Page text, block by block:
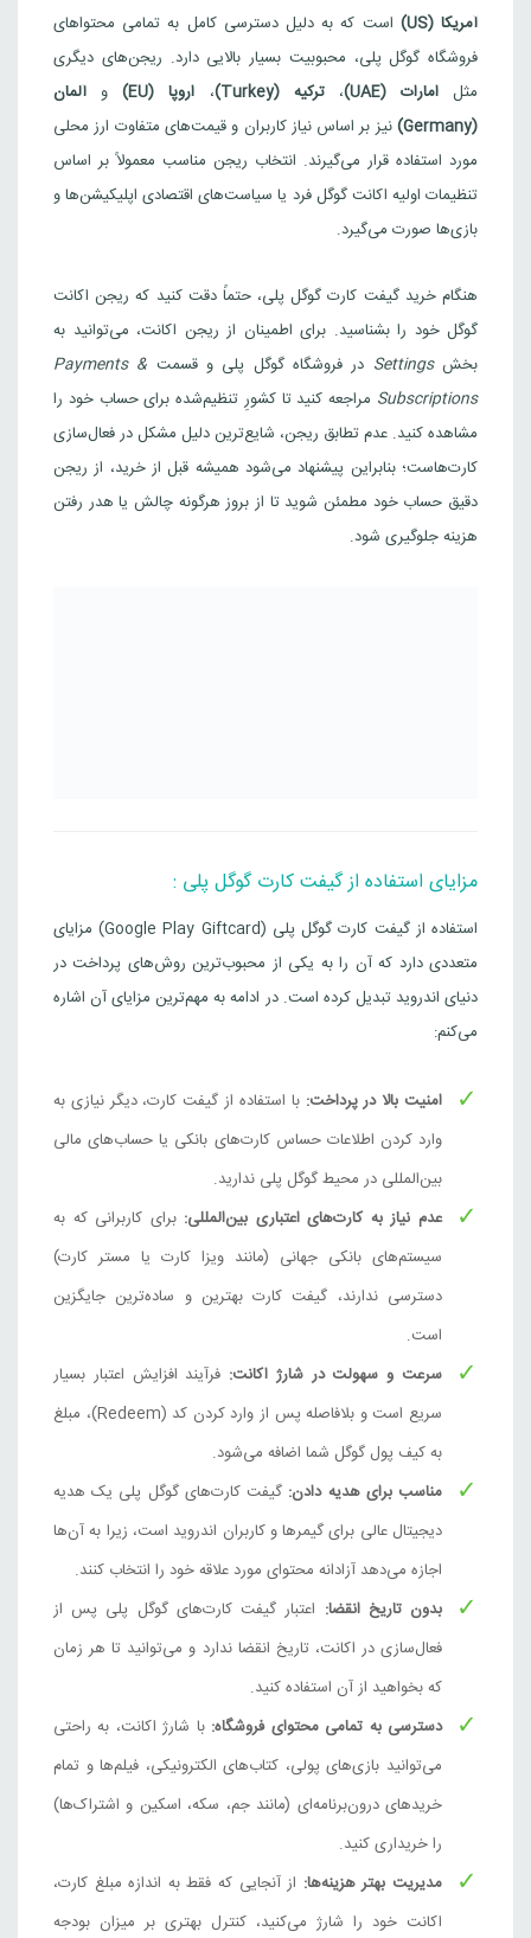
آمریکا (US)
است که به دلیل دسترسی کامل به تمامی محتواهای
فروشگاه گوگل پلی، محبوبیت بسیار بالایی دارد. ریجن‌های دیگری
مثلامارات (UAE) ،ترکیه (Turkey) ، اروپا (EU) و آلمان
(Germany)
نیز بر اساس نیاز کاربران و قیمت‌های متفاوت ارز محلی
مورد استفاده قرار می‌گیرند. انتخاب ریجن مناسب معمولاً بر اساس
تنظیمات اولیه اکانت گوگل فرد یا سیاست‌های اقتصادی اپلیکیشن‌ها و
بازی‌ها صورت می‌گیرد.
هنگام خرید گیفت کارت گوگل پلی، حتماً دقت کنید که ریجن اکانت
گوگل خود را بشناسید. برای اطمینان از ریجن اکانت، می‌توانید به
بخشSettings در فروشگاه گوگل پلی و قسمت Payments &
Subscriptions مراجعه کنید تا کشورِ تنظیم‌شده برای حساب خود را
مشاهده کنید. عدم تطابق ریجن، شایع‌ترین دلیل مشکل در فعال‌سازی
کارت‌هاست؛ بنابراین پیشنهاد می‌شود همیشه قبل از خرید، از ریجن
دقیق حساب خود مطمئن شوید تا از بروز هرگونه چالش یا هدر رفتن
هزینه جلوگیری شود.
مزایای استفاده از گیفت کارت گوگل پلی :
استفاده از گیفت کارت گوگل پلی (Google Play Giftcard) مزایای
متعددی دارد که آن را به یکی از محبوب‌ترین روش‌های پرداخت در
دنیای اندروید تبدیل کرده است. در ادامه به مهم‌ترین مزایای آن اشاره
می‌کنم:
امنیت بالا در پرداخت: با استفاده از گیفت کارت، دیگر نیازی به
وارد کردن اطلاعات حساس کارت‌های بانکی یا حساب‌های مالی
بین‌المللی در محیط گوگل پلی ندارید.
عدم نیاز به کارت‌های اعتباری بین‌المللی: برای کاربرانی که به
سیستم‌های بانکی جهانی (مانند ویزا کارت یا مستر کارت)
دسترسی ندارند، گیفت کارت بهترین و ساده‌ترین جایگزین
است.
سرعت و سهولت در شارژ اکانت: فرآیند افزایش اعتبار بسیار
سریع است و بلافاصله پس از وارد کردن کد (Redeem)، مبلغ
به کیف پول گوگل شما اضافه می‌شود.
مناسب برای هدیه دادن: گیفت کارت‌های گوگل پلی یک هدیه
دیجیتال عالی برای گیمرها و کاربران اندروید است، زیرا به آن‌ها
اجازه می‌دهد آزادانه محتوای مورد علاقه خود را انتخاب کنند.
بدون تاریخ انقضا: اعتبار گیفت کارت‌های گوگل پلی پس از
فعال‌سازی در اکانت، تاریخ انقضا ندارد و می‌توانید تا هر زمان
که بخواهید از آن استفاده کنید.
دسترسی به تمامی محتوای فروشگاه: با شارژ اکانت، به راحتی
می‌توانید بازی‌های پولی، کتاب‌های الکترونیکی، فیلم‌ها و تمام
خریدهای درون‌برنامه‌ای (مانند جم، سکه، اسکین و اشتراک‌ها)
را خریداری کنید.
مدیریت بهتر هزینه‌ها: از آنجایی که فقط به اندازه مبلغ کارت،
اکانت خود را شارژ می‌کنید، کنترل بهتری بر میزان بودجه